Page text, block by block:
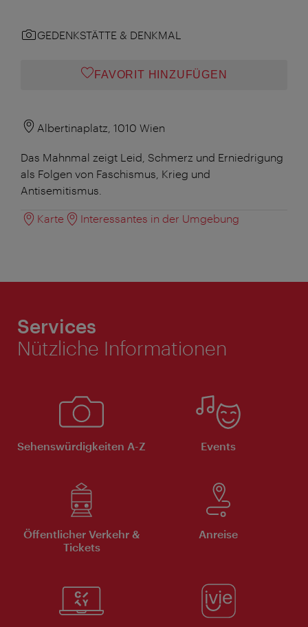
GEDENKSTÄTTE & DENKMAL
FAVORIT HINZUFÜGEN
Albertinaplatz, 1010 Wien
Das Mahnmal zeigt Leid, Schmerz und Erniedrigung
als Folgen von Faschismus, Krieg und
Antisemitismus.
Karte Interessantes in der Umgebung
Services
Nützliche Informationen
Sehenswürdigkeiten A-Z Events
Öffentlicher Verkehr &
Tickets
Anreise